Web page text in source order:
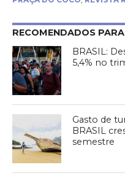
RECOMENDADOS
BRASIL:
5,4% no
Gasto de
BRASIL
semestre